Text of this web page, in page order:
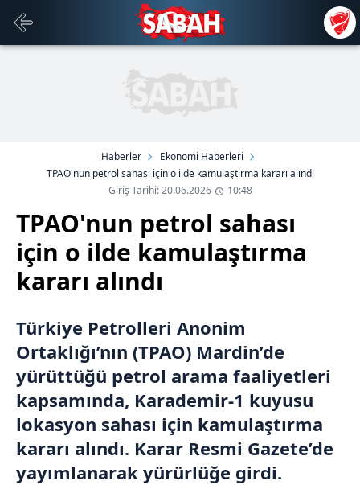
Haberler
Ekonomi Haberleri
TPAO'nun petrol sahası için o ilde kamulaştırma kararı alındı
Giriş Tarihi: 20.06.2026
10:48
TPAO'nun petrol sahası
için o ilde kamulaştırma
kararı alındı
Türkiye Petrolleri Anonim
Ortaklığı’nın (TPAO) Mardin’de
yürüttüğü petrol arama faaliyetleri
kapsamında, Karademir-1 kuyusu
lokasyon sahası için kamulaştırma
kararı alındı. Karar Resmi Gazete’de
yayımlanarak yürürlüğe girdi.